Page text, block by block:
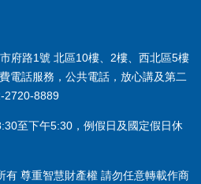
府路1號 北區10樓、2樓、西北區5樓
電話服務，公共電話，放心講及第二
2720-8889
至下午5:30，例假日及國定假日休
有 尊重智慧財產權 請勿任意轉載作商